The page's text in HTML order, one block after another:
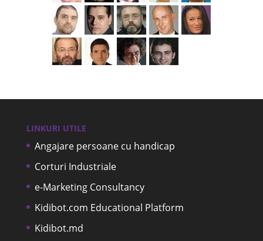
LINKURI UTILE
Angajare persoane cu handicap
Corturi Industriale
e-Marketing Consultancy
Kidibot.com Educational Platform
Kidibot.md